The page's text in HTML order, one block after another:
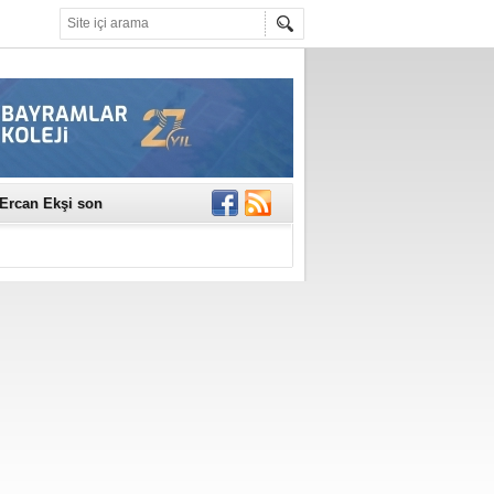
Ercan Ekşi son
Selahattin
Değerli